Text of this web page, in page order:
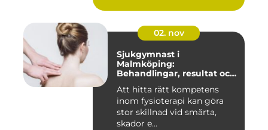
02. nov
Sjukgymnast i
Malmköping:
Behandlingar, resultat och
Att hitta rätt kompetens
inom fysioterapi kan göra
stor skillnad vid smärta,
skador e...